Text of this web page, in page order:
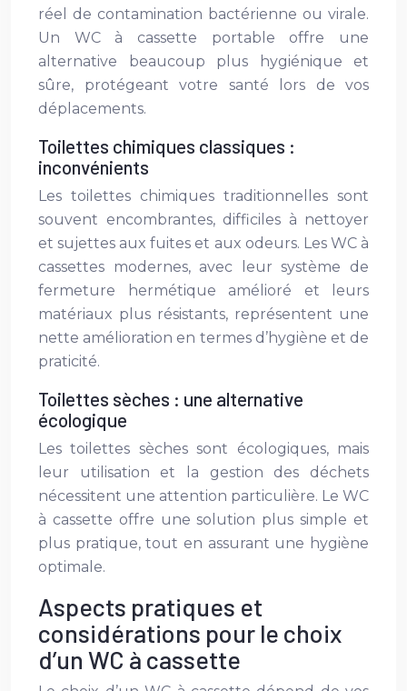
réel de contamination bactérienne ou virale.
Un WC à cassette portable offre une
alternative beaucoup plus hygiénique et
sûre, protégeant votre santé lors de vos
déplacements.
Toilettes chimiques classiques :
inconvénients
Les toilettes chimiques traditionnelles sont
souvent encombrantes, difficiles à nettoyer
et sujettes aux fuites et aux odeurs. Les WC à
cassettes modernes, avec leur système de
fermeture hermétique amélioré et leurs
matériaux plus résistants, représentent une
nette amélioration en termes d’hygiène et de
praticité.
Toilettes sèches : une alternative
écologique
Les toilettes sèches sont écologiques, mais
leur utilisation et la gestion des déchets
nécessitent une attention particulière. Le WC
à cassette offre une solution plus simple et
plus pratique, tout en assurant une hygiène
optimale.
Aspects pratiques et
considérations pour le choix
d’un WC à cassette